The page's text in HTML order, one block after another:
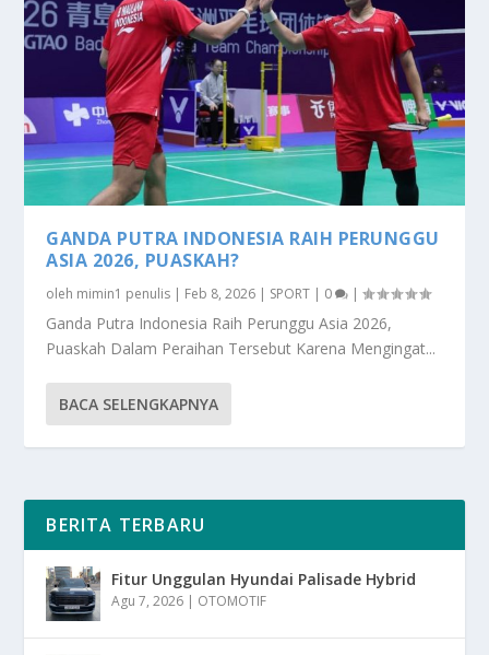
GANDA PUTRA INDONESIA RAIH PERUNGGU
ASIA 2026, PUASKAH?
oleh mimin1 penulis | Feb 8, 2026 | SPORT | 0 |
Ganda Putra Indonesia Raih Perunggu Asia 2026,
Puaskah Dalam Peraihan Tersebut Karena Mengingat...
BACA SELENGKAPNYA
BERITA TERBARU
Fitur Unggulan Hyundai Palisade Hybrid
Agu 7, 2026 | OTOMOTIF